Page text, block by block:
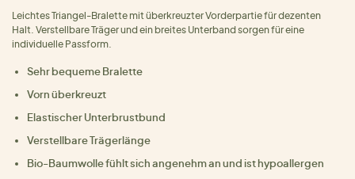
Leichtes Triangel-Bralette mit überkreuzter Vorderpartie für dezenten
Halt. Verstellbare Träger und ein breites Unterband sorgen für eine
individuelle Passform.
Sehr bequeme Bralette
Vorn überkreuzt
Elastischer Unterbrustbund
Verstellbare Trägerlänge
Bio-Baumwolle fühlt sich angenehm an und ist hypoallergen